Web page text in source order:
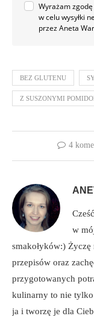
Wyrażam
w celu wysyłki
przez Aneta
BEZ GLUTENU
Z SUSZONYMI
4
w
smakołyków:)
przepisów oraz
przygotowanych
kulinarny to nie
ja i tworzę je dla